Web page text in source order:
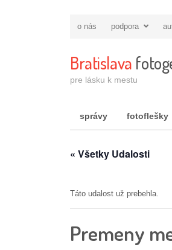
o nás podpora
Bratislava
pre lásku k mestu
správy fotoflešky
« Všetky Udalosti
Táto udalost už prebehla.
Premeny